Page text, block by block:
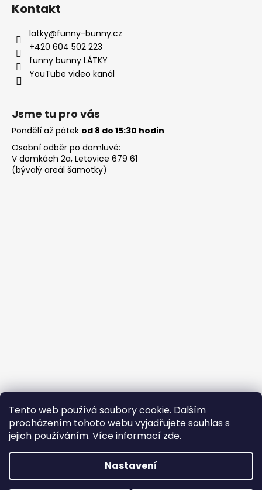
Tento web používá soubory cookie. Dalším
procházením tohoto webu vyjadřujete souhlas s
jejich používáním. Více informací zde.
Nastavení
Kontakt
latky@funny-bunny.cz
+420 604 502 223
funny bunny LÁTKY
YouTube video kanál
Jsme tu pro vás
Pondělí až pátek od 8 do 15:30 hodin
Osobní odběr po domluvě:
V domkách 2a, Letovice 679 61
(bývalý areál šamotky)
Buďte členem FB skupiny